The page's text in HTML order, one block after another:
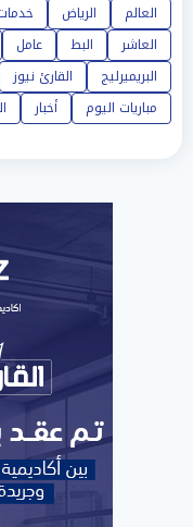
العالم
الرياض
العاشر
البط عامل
البريميرليج
القارئ نيوز
مباريات اليوم
أخبار